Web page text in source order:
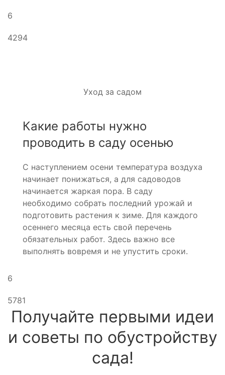
6
4294
Уход за садом
Какие работы нужно
проводить в саду осенью
С наступлением осени температура воздуха
начинает понижаться, а для садоводов
начинается жаркая пора. В саду
необходимо собрать последний урожай и
подготовить растения к зиме. Для каждого
осеннего месяца есть свой перечень
обязательных работ. Здесь важно все
выполнять вовремя и не упустить сроки.
6
5781
Получайте первыми идеи
и советы по обустройству
сада!